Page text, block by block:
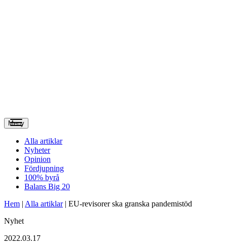
Meny
Alla artiklar
Nyheter
Opinion
Fördjupning
100% byrå
Balans Big 20
Hem | Alla artiklar| EU-revisorer ska granska pandemistöd
Nyhet
2022.03.17